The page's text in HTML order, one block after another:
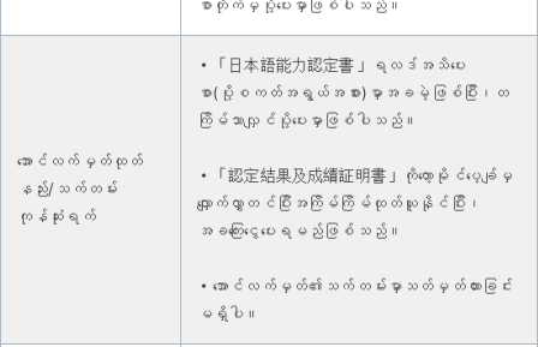
စာတိုက်မှပို့ပေးမှာဖြစ်ပါသည်။
အောင်လက်မှတ်ထုတ်
နည်း/သက်တမ်း
ကုန်ဆုံးရက်
・「日本語能力認定書」ရလဒ်အသိပေး
စာ(ပို့စကတ်အရွယ်အစား)မှာအခမဲ့ဖြစ်ပြီး၊တ
ကြိမ်သာလျှင်ပို့ပေးမှာဖြစ်ပါသည်။
・「認定結果及成績証明書」ကိုတော့မိုင်ပေ့ချ်မှ
လျှောက်လွှာတင်ပြီးအကြိမ်ကြိမ်ထုတ်ယူနိုင်ပြီး၊
အခကြေးငွေပေးရမည်ဖြစ်သည်။
・အောင်လက်မှတ်၏သက်တမ်းမှာသတ်မှတ်ထားခြင်း
မရှိပါ။